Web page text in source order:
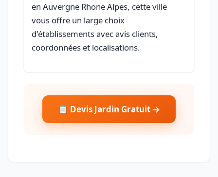
en Auvergne Rhone Alpes, cette ville
vous offre un large choix
d'établissements avec avis clients,
coordonnées et localisations.
📋 Devis Jardin Gratuit →